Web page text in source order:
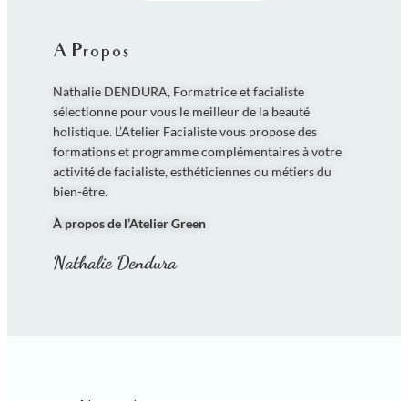
A Propos
Nathalie DENDURA, Formatrice et facialiste
sélectionne pour vous le meilleur de la beauté
holistique. L’Atelier Facialiste vous propose des
formations et programme complémentaires à votre
activité de facialiste, esthéticiennes ou métiers du
bien-être.
À propos de l’Atelier Green
Nathalie Dendura